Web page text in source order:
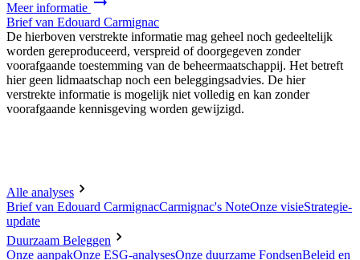
Meer informatie
Brief van Edouard Carmignac
De hierboven verstrekte informatie mag geheel noch gedeeltelijk
worden gereproduceerd, verspreid of doorgegeven zonder
voorafgaande toestemming van de beheermaatschappij. Het betreft
hier geen lidmaatschap noch een beleggingsadvies. De hier
verstrekte informatie is mogelijk niet volledig en kan zonder
voorafgaande kennisgeving worden gewijzigd.
Alle analyses
Brief van Edouard CarmignacCarmignac's NoteOnze visieStrategie-
update
Duurzaam Beleggen
Onze aanpakOnze ESG-analysesOnze duurzame FondsenBeleid en